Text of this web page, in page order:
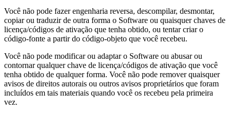
Você não pode fazer engenharia reversa, descompilar, desmontar,
copiar ou traduzir de outra forma o Software ou quaisquer chaves de
licença/códigos de ativação que tenha obtido, ou tentar criar o
código-fonte a partir do código-objeto que você recebeu.
Você não pode modificar ou adaptar o Software ou abusar ou
contornar qualquer chave de licença/códigos de ativação que você
tenha obtido de qualquer forma. Você não pode remover quaisquer
avisos de direitos autorais ou outros avisos proprietários que foram
incluídos em tais materiais quando você os recebeu pela primeira
vez.